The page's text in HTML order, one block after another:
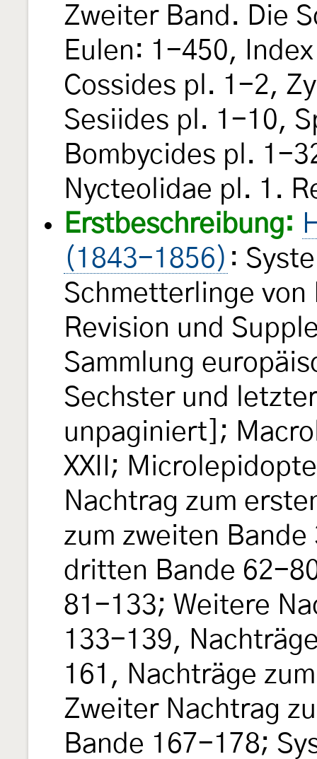
Zweiter Band. Die
Eulen: 1-450,
Cossides pl. 1-2,
Sesiides pl. 1-10,
Bombycides pl. 1-
Nycteolidae pl. 1.
Erstbeschreibung:
(1843-1856) :
Schmetterlinge von
Revision und
Sammlung
Sechster und
unpaginiert];
XXII;
Nachtrag zum
zum zweiten
dritten Bande 62-
81-133; Weitere
133-139,
161, Nachträge
Zweiter Nachtrag
Bande 167-178;